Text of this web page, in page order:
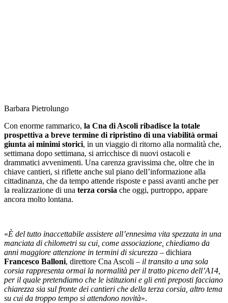
Barbara Pietrolungo
Con enorme rammarico, la Cna di Ascoli ribadisce la totale
prospettiva a breve termine di ripristino di una viabilità ormai
giunta ai minimi storici, in un viaggio di ritorno alla normalità che,
settimana dopo settimana, si arricchisce di nuovi ostacoli e
drammatici avvenimenti. Una carenza gravissima che, oltre che in
chiave cantieri, si riflette anche sul piano dell’informazione alla
cittadinanza, che da tempo attende risposte e passi avanti anche per
la realizzazione di una terza corsia che oggi, purtroppo, appare
ancora molto lontana.
«È del tutto inaccettabile assistere all’ennesima vita spezzata in una
manciata di chilometri su cui, come associazione, chiediamo da
anni maggiore attenzione in termini di sicurezza – dichiara
Francesco Balloni, direttore Cna Ascoli – il transito a una sola
corsia rappresenta ormai la normalità per il tratto piceno dell’A14,
per il quale pretendiamo che le istituzioni e gli enti preposti facciano
chiarezza sia sul fronte dei cantieri che della terza corsia, altro tema
su cui da troppo tempo si attendono novità».